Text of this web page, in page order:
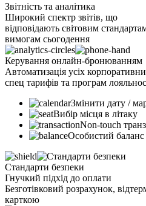
Звітність та аналітика
Широкий спектр звітів, що
відповідають світовим
вимогам сьогодення
Керування онлайн-бронюванням
Автоматизація усіх
спец тарифів та програм
Змінити дату /
Вибір місця в літаку
Non-touch
Особистий баланс
Стандарти безпеки
Гнучкий підхід до оплати
Безготівковий розрахунок,
карткою